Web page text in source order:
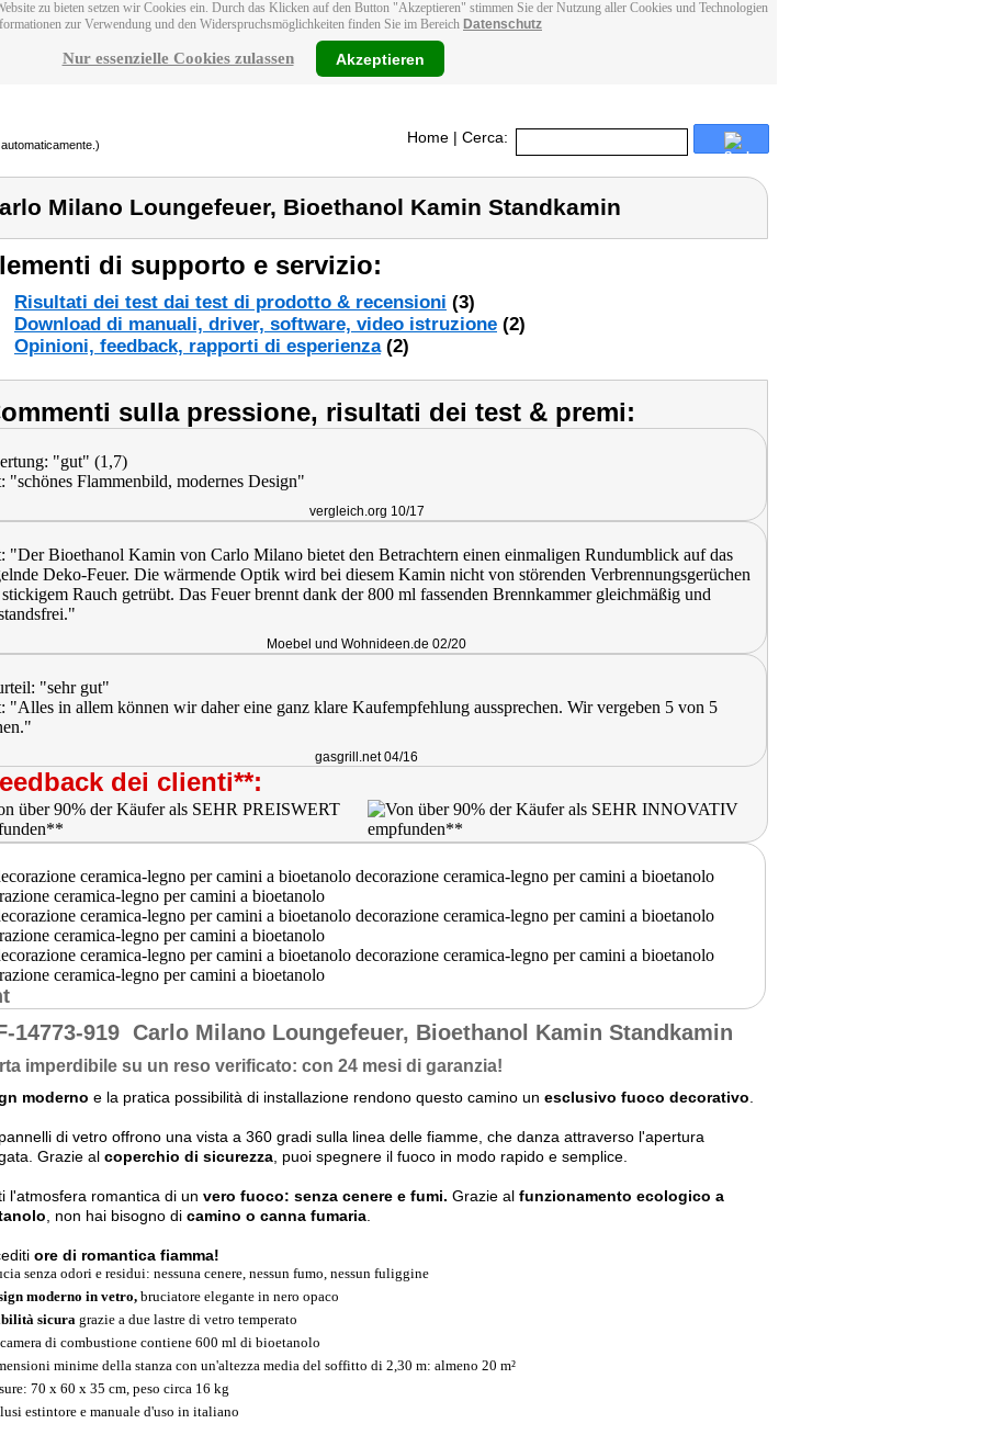
zu bieten setzen wir Cookies ein. Durch das Klicken auf den Button "Akzeptieren" stimmen Sie der Nutzung aller Cookies und Technologien
zur Verwendung und den Widerspruchsmöglichkeiten finden Sie im Bereich Datenschutz
Nur essenzielle Cookies zulassen Akzeptieren
Home | Cerca:
Milano Loungefeuer, Bioethanol Kamin Standkamin
di supporto e servizio:
Risultati dei test dai test di prodotto & recensioni (3)
Download di manuali, driver, software, video istruzione (2)
Opinioni, feedback, rapporti di esperienza(2)
sulla pressione, risultati dei test & premi:
"gut" (1,7)
"schönes Flammenbild, modernes Design"
vergleich.org 10/17
"Der Bioethanol Kamin von Carlo Milano bietet den Betrachtern einen einmaligen Rundumblick auf das
Deko-Feuer. Die wärmende Optik wird bei diesem Kamin nicht von störenden Verbrennungsgerüchen
Rauch getrübt. Das Feuer brennt dank der 800 ml fassenden Brennkammer gleichmäßig und
Moebel und Wohnideen.de 02/20
"sehr gut"
"Alles in allem können wir daher eine ganz klare Kaufempfehlung aussprechen. Wir vergeben 5 von 5
gasgrill.net 04/16
dei clienti**:
14773-919 Carlo Milano Loungefeuer, Bioethanol Kamin Standkamin
imperdibile su un reso verificato: con 24 mesi di garanzia!
moderno e la pratica possibilità di installazione rendono questo camino un esclusivo fuoco decorativo
di vetro offrono una vista a 360 gradi sulla linea delle fiamme, che danza attraverso l'apertura
Grazie al coperchio di sicurezza , puoi spegnere il fuoco in modo rapido e semplice.
l'atmosfera romantica di un vero fuoco: senza cenere e fumi. Grazie al funzionamento ecologico a
, non hai bisogno di camino o canna fumaria
ore di romantica fiamma!
senza odori e residui: nessuna cenere, nessun fumo, nessun fuliggine
moderno in vetro, bruciatore elegante in nero opaco
sicuragrazie a due lastre di vetro temperato
di combustione contiene 600 ml di bioetanolo
minime della stanza con un'altezza media del soffitto di 2,30 m: almeno 20 m²
70 x 60 x 35 cm, peso circa 16 kg
estintore e manuale d'uso in italiano